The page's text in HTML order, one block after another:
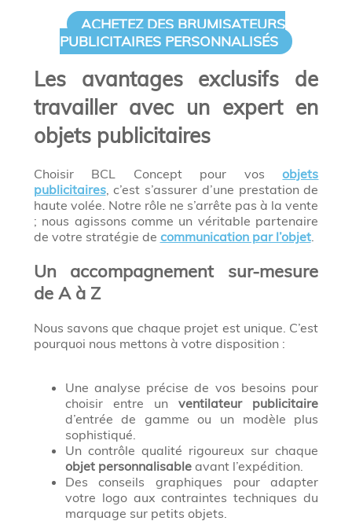
ACHETEZ DES BRUMISATEURS
PUBLICITAIRES PERSONNALISÉS
Les avantages exclusifs de
travailler avec un expert en
objets publicitaires
Choisir BCL Concept pour vosobjets
publicitaires, c’est s’assurer d’une prestation de
haute volée. Notre rôle ne s’arrête pas à la vente
; nous agissons comme un véritable partenaire
de votre stratégie de communication par l’objet.
Un accompagnement sur-mesure
de A à Z
Nous savons que chaque projet est unique. C’est
pourquoi nous mettons à votre disposition :
Une analyse précise de vos besoins pour
choisir entre unventilateur publicitaire
d’entrée de gamme ou un modèle plus
sophistiqué.
Un contrôle qualité rigoureux sur chaque
objet personnalisableavant l’expédition.
Des conseils graphiques pour adapter
votre logo aux contraintes techniques du
marquage sur petits objets.